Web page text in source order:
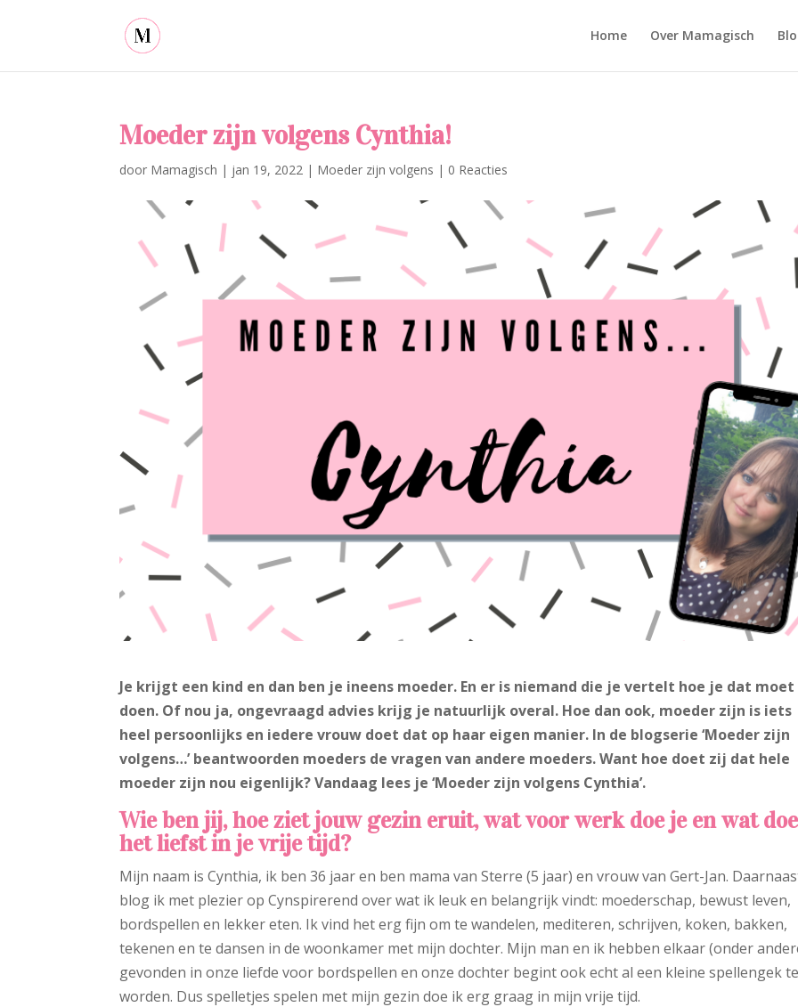
Home Over Mamagisch
Moeder zijn volgens Cynthia!
door Mamagisch | jan 19, 2022 | Moeder zijn volgens | 0 Reacties
Je krijgt een kind en dan ben je ineens moeder. En er is niemand die je vertelt hoe je dat moet
doen. Of nou ja, ongevraagd advies krijg je natuurlijk overal. Hoe dan ook, moeder zijn is iets
heel persoonlijks en iedere vrouw doet dat op haar eigen manier. In de blogserie ‘Moeder zijn
volgens…’ beantwoorden moeders de vragen van andere moeders. Want hoe doet zij dat hele
moeder zijn nou eigenlijk? Vandaag lees je ‘Moeder zijn volgens Cynthia’.
Wie ben jij, hoe ziet jouw gezin eruit, wat voor werk doe je en wat
het liefst in je vrije tijd?
Mijn naam is Cynthia, ik ben 36 jaar en ben mama van Sterre (5 jaar) en vrouw van Gert-Jan.
blog ik met plezier op Cynspirerend over wat ik leuk en belangrijk vindt: moederschap, bewust leven,
bordspellen en lekker eten. Ik vind het erg fijn om te wandelen, mediteren, schrijven, koken, bakken,
tekenen en te dansen in de woonkamer met mijn dochter. Mijn man en ik hebben elkaar (onder
gevonden in onze liefde voor bordspellen en onze dochter begint ook echt al een kleine spellengek
worden. Dus spelletjes spelen met mijn gezin doe ik erg graag in mijn vrije tijd.